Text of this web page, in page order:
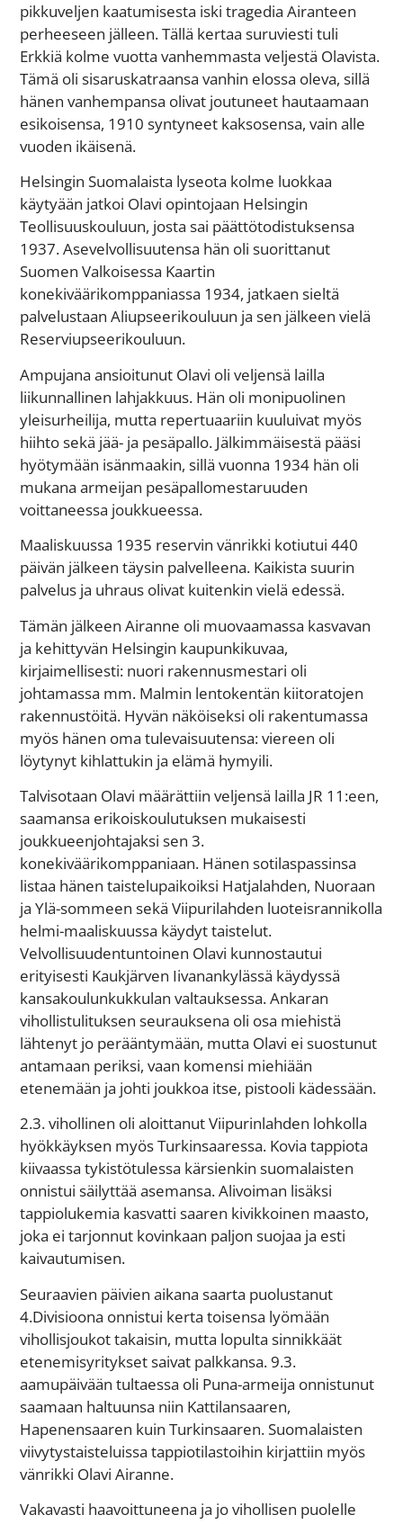
pikkuveljen kaatumisesta iski tragedia Airanteen
perheeseen jälleen. Tällä kertaa suruviesti tuli
Erkkiä kolme vuotta vanhemmasta veljestä Olavista.
Tämä oli sisaruskatraansa vanhin elossa oleva, sillä
hänen vanhempansa olivat joutuneet hautaamaan
esikoisensa, 1910 syntyneet kaksosensa, vain alle
vuoden ikäisenä.
Helsingin Suomalaista lyseota kolme luokkaa
käytyään jatkoi Olavi opintojaan Helsingin
Teollisuuskouluun, josta sai päättötodistuksensa
1937. Asevelvollisuutensa hän oli suorittanut
Suomen Valkoisessa Kaartin
konekiväärikomppaniassa 1934, jatkaen sieltä
palvelustaan Aliupseerikouluun ja sen jälkeen vielä
Reserviupseerikouluun.
Ampujana ansioitunut Olavi oli veljensä lailla
liikunnallinen lahjakkuus. Hän oli monipuolinen
yleisurheilija, mutta repertuaariin kuuluivat myös
hiihto sekä jää- ja pesäpallo. Jälkimmäisestä pääsi
hyötymään isänmaakin, sillä vuonna 1934 hän oli
mukana armeijan pesäpallomestaruuden
voittaneessa joukkueessa.
Maaliskuussa 1935 reservin vänrikki kotiutui 440
päivän jälkeen täysin palvelleena. Kaikista suurin
palvelus ja uhraus olivat kuitenkin vielä edessä.
Tämän jälkeen Airanne oli muovaamassa kasvavan
ja kehittyvän Helsingin kaupunkikuvaa,
kirjaimellisesti: nuori rakennusmestari oli
johtamassa mm. Malmin lentokentän kiitoratojen
rakennustöitä. Hyvän näköiseksi oli rakentumassa
myös hänen oma tulevaisuutensa: viereen oli
löytynyt kihlattukin ja elämä hymyili.
Talvisotaan Olavi määrättiin veljensä lailla JR 11:een,
saamansa erikoiskoulutuksen mukaisesti
joukkueenjohtajaksi sen 3.
konekiväärikomppaniaan. Hänen sotilaspassinsa
listaa hänen taistelupaikoiksi Hatjalahden, Nuoraan
ja Ylä-sommeen sekä Viipurilahden luoteisrannikolla
helmi-maaliskuussa käydyt taistelut.
Velvollisuudentuntoinen Olavi kunnostautui
erityisesti Kaukjärven Iivanankylässä käydyssä
kansakoulunkukkulan valtauksessa. Ankaran
vihollistulituksen seurauksena oli osa miehistä
lähtenyt jo perääntymään, mutta Olavi ei suostunut
antamaan periksi, vaan komensi miehiään
etenemään ja johti joukkoa itse, pistooli kädessään.
2.3. vihollinen oli aloittanut Viipurinlahden lohkolla
hyökkäyksen myös Turkinsaaressa. Kovia tappiota
kiivaassa tykistötulessa kärsienkin suomalaisten
onnistui säilyttää asemansa. Alivoiman lisäksi
tappiolukemia kasvatti saaren kivikkoinen maasto,
joka ei tarjonnut kovinkaan paljon suojaa ja esti
kaivautumisen.
Seuraavien päivien aikana saarta puolustanut
4.Divisioona onnistui kerta toisensa lyömään
vihollisjoukot takaisin, mutta lopulta sinnikkäät
etenemisyritykset saivat palkkansa. 9.3.
aamupäivään tultaessa oli Puna-armeija onnistunut
saamaan haltuunsa niin Kattilansaaren,
Hapenensaaren kuin Turkinsaaren. Suomalaisten
viivytystaisteluissa tappiotilastoihin kirjattiin myös
vänrikki Olavi Airanne.
Vakavasti haavoittuneena ja jo vihollisen puolelle